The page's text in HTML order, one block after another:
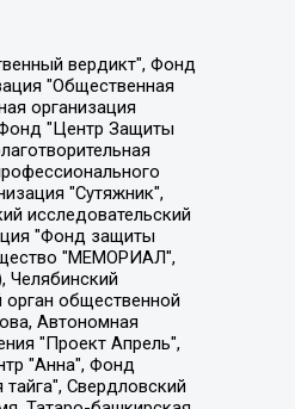
Борисович, Сироткин Ярослав Николаевич, Кара-Мурза Владимир Владимирович, Баранова Наталья Владимировна, Гозман Леонид Яковлевич, Кагарлицкий Борис Юльевич, Климарев Михаил Валерьевич, Милов Владимир Станиславович, Автономная некоммерческая организация Краснодарский центр современного искусства "Типография", Моргенштерн Алишер Тагирович, Соболь Любовь Эдуардовна, Общество с ограниченной ответственностью "ЛИЗА НОРМ", Каспаров Гарри Кимович, Ходорковский Михаил Борисович, Общество с ограниченной ответственностью "Апрельские тезисы", Данилович Ирина Брониславовна, Кашин Олег Владимирович, Петров Николай Владимирович, Пивоваров Алексей Владимирович, Соколов Михаил Владимирович, Цветкова Юлия Владимировна, Чичваркин Евгений Александрович, Комитет против пыток/Команда против пыток, Общество с ограниченной ответственностью "Первый научный", Общество с ограниченной ответственностью "Вертолет и ко", Белоцерковская Вероника Борисовна, Кац Максим Евгеньевич, Лазарева Татьяна Юрьевна, Шаведдинов Руслан Табризович, Яшин Илья Валерьевич, Общество с ограниченной ответственностью "Иноагент ААВ", Алешковский Дмитрий Петрович, Альбац Евгения Марковна, Быков Дмитрий Львович, Галямина Юлия Евгеньевна, Лойко Сергей Леонидович, Мартынов Кирилл Константинович, Медведев Сергей Александрович, Крашенинников Федор Геннадиевич, Гордеева Катерина Вл